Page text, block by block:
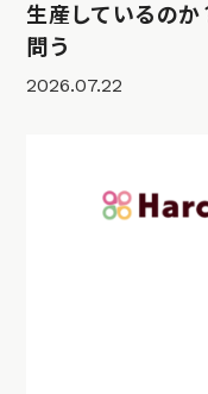
生産しているのか
問う
2026.07.22